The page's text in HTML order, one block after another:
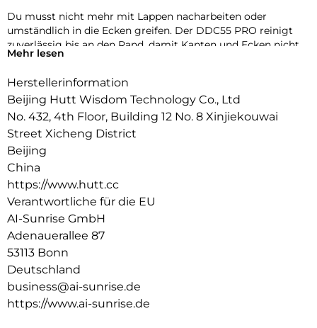
Du musst nicht mehr mit Lappen nacharbeiten oder
umständlich in die Ecken greifen. Der DDC55 PRO reinigt
zuverlässig bis an den Rand, damit Kanten und Ecken nicht
wie „vergessen“ aussehen. Und weil er ohne App auskommt,
soll: Bad, Küche, Fliesen, Spiegel, Glasflächen.
Das Ergebnis fühlt sich nicht nur sauber an – es sieht auch so
aus. Jeden Tag.
Vertikale Reinigung bis zu einer maximal empfohlenen
Neigung von 60° : Klassische Wintergarten-Dächer sind
damit ausgeschlossen.
Mehr lesen
Herstellerinformation
Beijing Hutt Wisdom Technology Co., Ltd
No. 432, 4th Floor, Building 12 No. 8 Xinjiekouwai
Street Xicheng District
Beijing
China
https://www.hutt.cc
Verantwortliche für die EU
AI-Sunrise GmbH
Adenauerallee 87
53113 Bonn
Deutschland
business@ai-sunrise.de
https://www.ai-sunrise.de